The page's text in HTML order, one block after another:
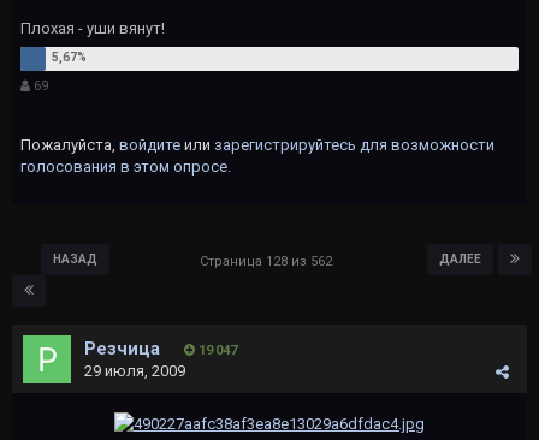
Плохая - уши вянут!
69
Пожалуйста, войдите или зарегистрируйтесь для возможности
голосования в этом опросе.
НАЗАД ДАЛЕЕ
Страница 128 из 562
Резчица 19 047
29 июля, 2009